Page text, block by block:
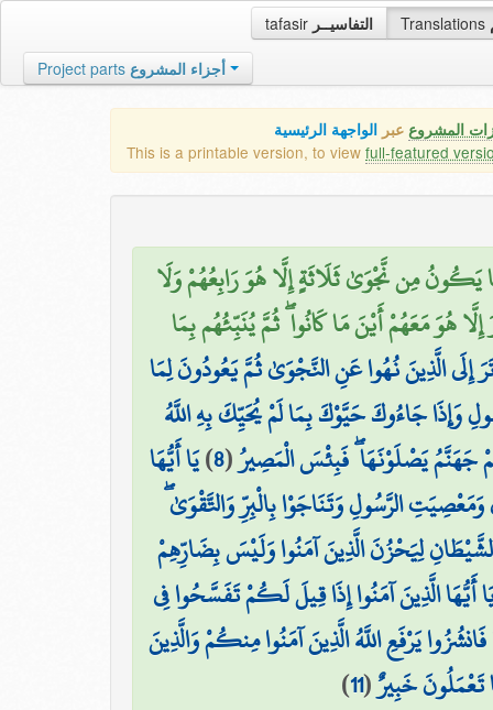
tafasir التفاسيــر Translations
Project parts أجزاء المشروع
المشروع عبر الواجهة الرئيسية
This is a printable version, to view full-featured
يَكُونُ مِن نَّجْوَىٰ ثَلَاثَةٍ إِلَّا هُوَ رَابِعُهُمْ وَلَا
هُوَ مَعَهُمْ أَيْنَ مَا كَانُوا ۖ ثُمَّ يُنَبِّئُهُم بِمَا
إِلَى الَّذِينَ نُهُوا عَنِ النَّجْوَىٰ ثُمَّ يَعُودُونَ لِمَا
وَإِذَا جَاءُوكَ حَيَّوْكَ بِمَا لَمْ يُحَيِّكَ بِهِ اللَّهُ
جَهَنَّمُ يَصْلَوْنَهَا ۖ فَبِئْسَ الْمَصِيرُ(
8
)يَا أَيُّهَا
وَمَعْصِيَتِ الرَّسُولِ وَتَنَاجَوْا بِالْبِرِّ وَالتَّقْوَىٰ
لِيَحْزُنَ الَّذِينَ آمَنُوا وَلَيْسَ بِضَارِّهِمْ
أَيُّهَا الَّذِينَ آمَنُوا إِذَا قِيلَ لَكُمْ تَفَسَّحُوا فِي
يَرْفَعِ اللَّهُ الَّذِينَ آمَنُوا مِنكُمْ وَالَّذِينَ
تَعْمَلُونَ خَبِيرٌ(
11
)